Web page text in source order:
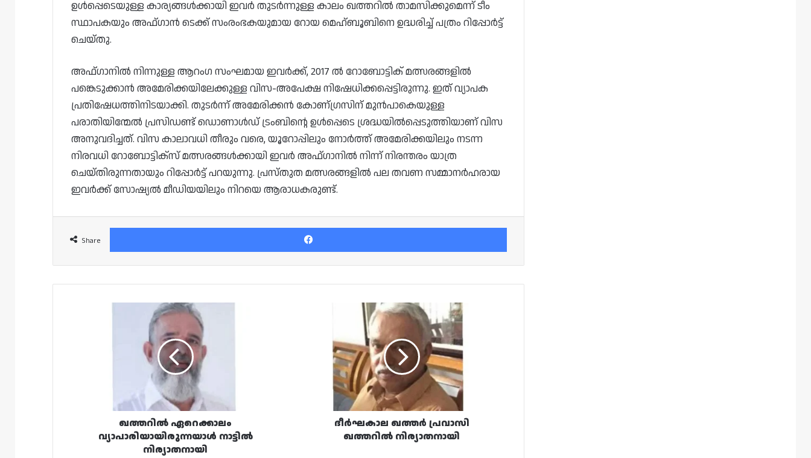
ഉൾപ്പെടെയുള്ള കാര്യങ്ങൾക്കായി ഇവർ തുടർന്നുള്ള കാലം ഖത്തറിൽ താമസിക്കുമെന്ന് ടീം
സ്ഥാപകയും അഫ്‌ഗാൻ ടെക്ക് സംരംഭകയുമായ റോയ മെഹ്ബൂബിനെ ഉദ്ധരിച്ച് പത്രം റിപ്പോർട്ട്
ചെയ്തു.
അഫ്‌ഗാനിൽ നിന്നുള്ള ആറംഗ സംഘമായ ഇവർക്ക്, 2017 ൽ റോബോട്ടിക് മത്സരങ്ങളിൽ
പങ്കെടുക്കാൻ അമേരിക്കയിലേക്കുള്ള വിസ-അപേക്ഷ നിഷേധിക്കപ്പെട്ടിരുന്നു. ഇത് വ്യാപക
പ്രതിഷേധത്തിനിടയാക്കി. തുടർന്ന് അമേരിക്കൻ കോണ്ഗ്രസിന് മുൻപാകെയുള്ള
പരാതിയിന്മേൽ പ്രസിഡണ്ട് ഡൊണാൾഡ് ട്രംബിന്റെ ഉൾപ്പെടെ ശ്രദ്ധയിൽപ്പെടുത്തിയാണ് വിസ
അനുവദിച്ചത്. വിസ കാലാവധി തീരും വരെ, യൂറോപ്പിലും നോർത്ത് അമേരിക്കയിലും നടന്ന
നിരവധി റോബോട്ടിക്‌സ് മത്സരങ്ങൾക്കായി ഇവർ അഫ്‌ഗാനിൽ നിന്ന് നിരന്തരം യാത്ര
ചെയ്തിരുന്നതായും റിപ്പോർട്ട് പറയുന്നു. പ്രസ്തുത മത്സരങ്ങളിൽ പല തവണ സമ്മാനർഹരായ
ഇവർക്ക് സോഷ്യൽ മീഡിയയിലും നിറയെ ആരാധകരുണ്ട്.
Share
Facebook
വ്യാപാരിയായിരുന്നയാൾ
ഖത്തറിൽ ഏറെക്കാലം
വ്യാപാരിയായിരുന്നയാൾ നാട്ടിൽ
നിര്യാതനായി
ഖത്തറിൽ
നിര്യാതനായി
ദീർഘകാല ഖത്തർ പ്രവാസി
ഖത്തറിൽ നിര്യാതനായി